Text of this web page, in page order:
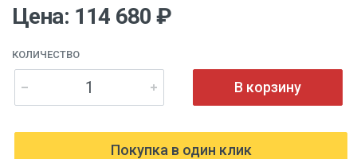
Цена: 114 680 ₽
КОЛИЧЕСТВО
В корзину
Покупка в один клик